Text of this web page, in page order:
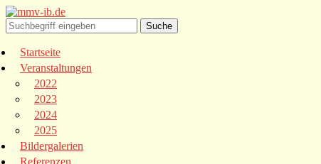
Startseite
Veranstaltungen
2022
2023
2024
2025
Bildergalerien
Referenzen